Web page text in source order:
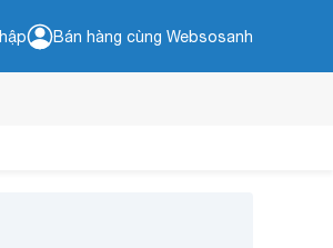
Bán hàng cùng Websosanh